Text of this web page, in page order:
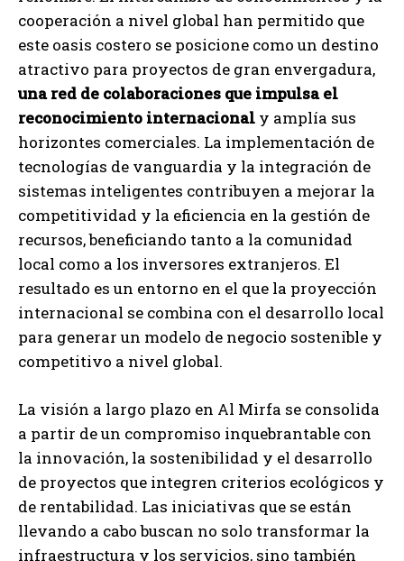
cooperación a nivel global han permitido que
este oasis costero se posicione como un destino
atractivo para proyectos de gran envergadura,
una red de colaboraciones que impulsa el
reconocimiento internacional y amplía sus
horizontes comerciales. La implementación de
tecnologías de vanguardia y la integración de
sistemas inteligentes contribuyen a mejorar la
competitividad y la eficiencia en la gestión de
recursos, beneficiando tanto a la comunidad
local como a los inversores extranjeros. El
resultado es un entorno en el que la proyección
internacional se combina con el desarrollo local
para generar un modelo de negocio sostenible y
competitivo a nivel global.
La visión a largo plazo en Al Mirfa se consolida
a partir de un compromiso inquebrantable con
la innovación, la sostenibilidad y el desarrollo
de proyectos que integren criterios ecológicos y
de rentabilidad. Las iniciativas que se están
llevando a cabo buscan no solo transformar la
infraestructura y los servicios, sino también